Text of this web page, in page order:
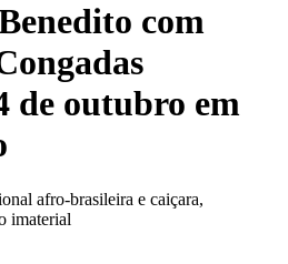
com
de outubro em
afro-brasileira e caiçara,
imaterial